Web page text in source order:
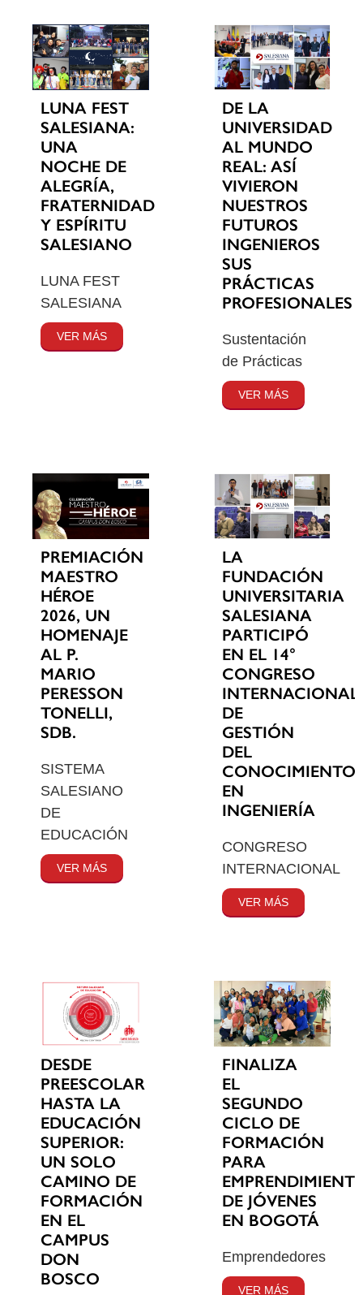
LUNA FEST
SALESIANA:
UNA
NOCHE DE
ALEGRÍA,
FRATERNIDAD
Y ESPÍRITU
SALESIANO
LUNA FEST
SALESIANA
VER MÁS
DE LA
UNIVERSIDAD
AL MUNDO
REAL: ASÍ
VIVIERON
NUESTROS
FUTUROS
INGENIEROS
SUS
PRÁCTICAS
PROFESIONALES
Sustentación
de Prácticas
VER MÁS
PREMIACIÓN
MAESTRO
HÉROE
2026, UN
HOMENAJE
AL P.
MARIO
PERESSON
TONELLI,
SDB.
SISTEMA
SALESIANO
DE
EDUCACIÓN
VER MÁS
LA
FUNDACIÓN
UNIVERSITARIA
SALESIANA
PARTICIPÓ
EN EL 14°
CONGRESO
INTERNACIONAL
DE
GESTIÓN
DEL
CONOCIMIENTO
EN
INGENIERÍA
CONGRESO
INTERNACIONAL
VER MÁS
DESDE
PREESCOLAR
HASTA LA
EDUCACIÓN
SUPERIOR:
UN SOLO
CAMINO DE
FORMACIÓN
EN EL
CAMPUS
DON
BOSCO
FINALIZA
EL
SEGUNDO
CICLO DE
FORMACIÓN
PARA
DE JÓVENES
EN BOGOTÁ
Emprendedores
VER MÁS